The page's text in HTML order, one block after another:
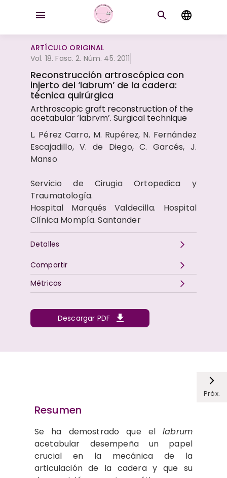
ARTÍCULO ORIGINAL
Vol. 18. Fasc. 2. Núm. 45. 2011
Reconstrucción artroscópica con
injerto del ‘labrum’ de la cadera:
técnica quirúrgica
Arthroscopic graft reconstruction of the
acetabular ‘labrvm’. Surgical technique
L. Pérez Carro, M. Rupérez, N. Fernández
Escajadillo, V. de Diego, C. Garcés, J.
Manso
Servicio de Cirugia Ortopedica y
Traumatología.
Hospital Marqués Valdecilla. Hospital
Clínica Mompía. Santander
Detalles
Descargar PDF
Métricas
Compartir
Próx.
Resumen
Se ha demostrado que ellabrum
acetabular desempeña un papel
crucial en la mecánica de la
articulación de la cadera y que su